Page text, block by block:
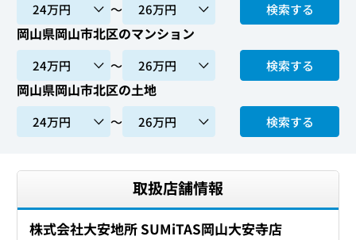
〜 検索する
岡山県岡山市北区のマンション
〜 検索する
岡山県岡山市北区の土地
〜 検索する
取扱店舗情報
株式会社大安地所 SUMiTAS岡山大安寺店